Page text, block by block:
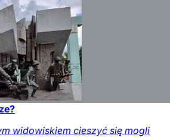
widowiskiem cieszyć się mogli